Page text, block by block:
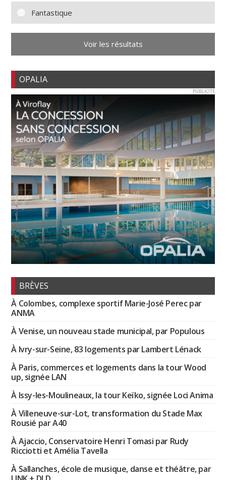
Fantastique
Voir les résultats
OPALIA
PUBLICITE
BRÈVES
À Colombes, complexe sportif Marie-José Perec par
ANMA
À Venise, un nouveau stade municipal, par Populous
À Ivry-sur-Seine, 83 logements par Lambert Lénack
À Paris, commerces et logements dans la tour Wood
up, signée LAN
À Issy-les-Moulineaux, la tour Keïko, signée Loci Anima
À Villeneuve-sur-Lot, transformation du Stade Max
Rousié par A40
À Ajaccio, Conservatoire Henri Tomasi par Rudy
Ricciotti et Amélia Tavella
À Sallanches, école de musique, danse et théâtre, par